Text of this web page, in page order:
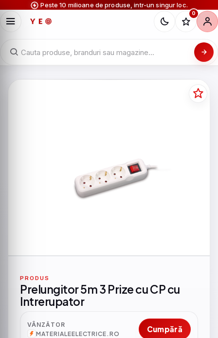
Peste 10 milioane de produse, intr-un singur loc.
0
PRODUS
Prelungitor 5m 3 Prize cu CP cu
Intrerupator
VÂNZĂTOR
MATERIALEELECTRICE.RO
Cumpără